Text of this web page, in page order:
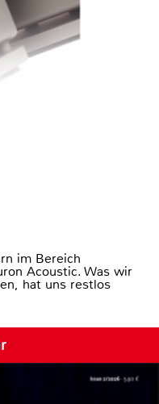
im Bereich
Acoustic. Was wir
hat uns restlos